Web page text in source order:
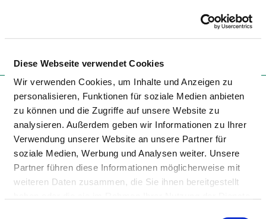
Diese Webseite verwendet Cookies
Wir verwenden Cookies, um Inhalte und Anzeigen zu
personalisieren, Funktionen für soziale Medien anbieten
zu können und die Zugriffe auf unsere Website zu
analysieren. Außerdem geben wir Informationen zu Ihrer
Verwendung unserer Website an unsere Partner für
soziale Medien, Werbung und Analysen weiter. Unsere
Partner führen diese Informationen möglicherweise mit
weiteren Daten zusammen, die Sie ihnen bereitgestellt
Startseite der Fachabteilung
TAGESKLINIK PEINE